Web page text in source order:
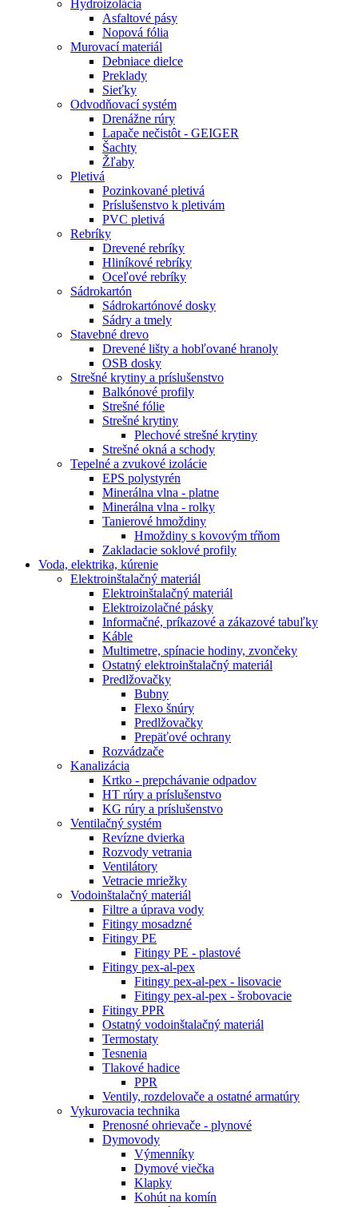
Hydroizolácia
Asfaltové pásy
Nopová fólia
Murovací materiál
Debniace dielce
Preklady
Sieťky
Odvodňovací systém
Drenážne rúry
Lapače nečistôt - GEIGER
Šachty
Žľaby
Pletivá
Pozinkované pletivá
Príslušenstvo k pletivám
PVC pletivá
Rebríky
Drevené rebríky
Hliníkové rebríky
Oceľové rebríky
Sádrokartón
Sádrokartónové dosky
Sádry a tmely
Stavebné drevo
Drevené lišty a hobľované hranoly
OSB dosky
Strešné krytiny a príslušenstvo
Balkónové profily
Strešné fólie
Strešné krytiny
Plechové strešné krytiny
Strešné okná a schody
Tepelné a zvukové izolácie
EPS polystyrén
Minerálna vlna - platne
Minerálna vlna - rolky
Tanierové hmoždiny
Hmoždiny s kovovým tŕňom
Zakladacie soklové profily
Voda, elektrika, kúrenie
Elektroinštalačný materiál
Elektroinštalačný materiál
Elektroizolačné pásky
Informačné, príkazové a zákazové tabuľky
Káble
Multimetre, spínacie hodiny, zvončeky
Ostatný elektroinštalačný materiál
Predlžovačky
Bubny
Flexo šnúry
Predlžovačky
Prepäťové ochrany
Rozvádzače
Kanalizácia
Krtko - prepchávanie odpadov
HT rúry a príslušenstvo
KG rúry a príslušenstvo
Ventilačný systém
Revízne dvierka
Rozvody vetrania
Ventilátory
Vetracie mriežky
Vodoinštalačný materiál
Filtre a úprava vody
Fitingy mosadzné
Fitingy PE
Fitingy PE - plastové
Fitingy pex-al-pex
Fitingy pex-al-pex - lisovacie
Fitingy pex-al-pex - šrobovacie
Fitingy PPR
Ostatný vodoinštalačný materiál
Termostaty
Tesnenia
Tlakové hadice
PPR
Ventily, rozdelovače a ostatné armatúry
Vykurovacia technika
Prenosné ohrievače - plynové
Dymovody
Výmenníky
Dymové viečka
Klapky
Kohút na komín